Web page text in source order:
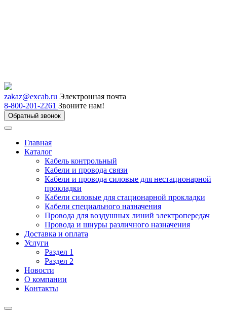
zakaz@excab.ru Электронная почта
8-800-201-2261 Звоните нам!
Обратный звонок
Главная
Каталог
Кабель контрольный
Кабели и провода связи
Кабели и провода силовые для нестационарной
прокладки
Кабели силовые для стационарной прокладки
Кабели специального назначения
Провода для воздушных линий электропередач
Провода и шнуры различного назначения
Доставка и оплата
Услуги
Раздел 1
Раздел 2
Новости
О компании
Контакты